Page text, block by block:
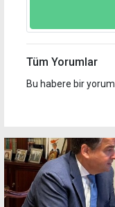
Tüm Yorumlar
Bu habere bir yorum